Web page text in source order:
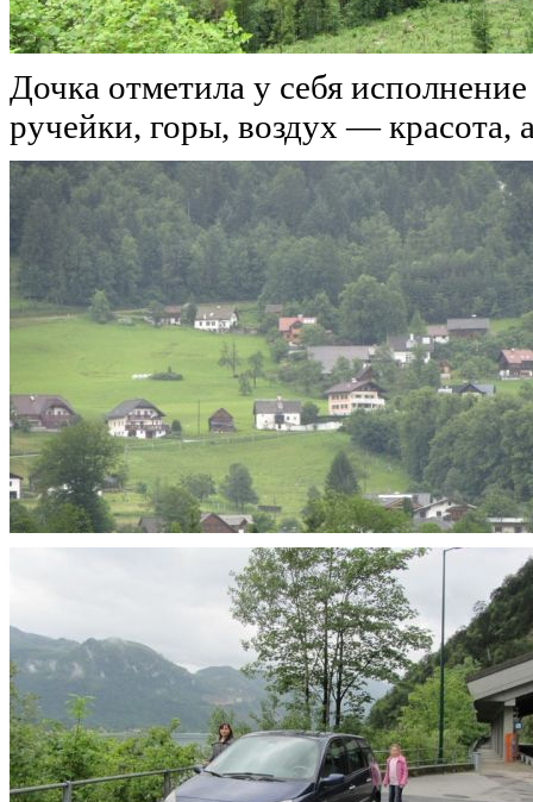
Дочка отметила у себя
ручейки, горы, воздух — красота,